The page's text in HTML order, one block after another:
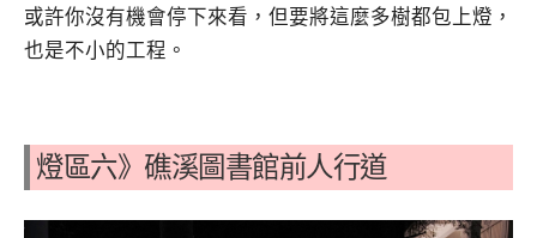
或許你沒有機會停下來看，但要將這麼多樹都包上燈，
也是不小的工程。
燈區六》礁溪圖書館前人行道